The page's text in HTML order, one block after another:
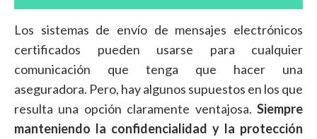
Los sistemas de envío de mensajes electrónicos
certificados pueden usarse para cualquier
comunicación que tenga que hacer una
aseguradora. Pero, hay algunos supuestos en los que
resulta una opción claramente ventajosa. Siempre
manteniendo la confidencialidad y la protección